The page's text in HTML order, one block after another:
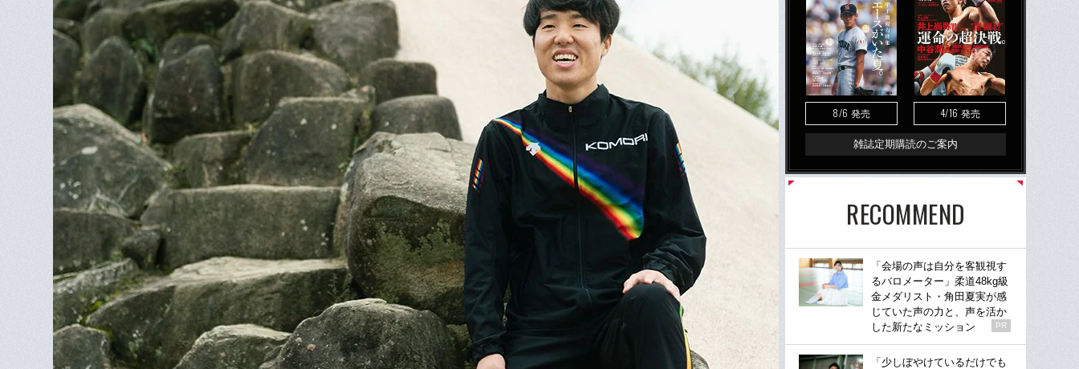
8/6 発売 4/16 発売
雑誌定期購読のご案内
RECOMMEND
「会場の声は自分を客観視す
るバロメーター」柔道48kg級
金メダリスト・角田夏実が感
じていた声の力と、声を活か
した新たなミッション
PR
「少しぼやけているだけでも